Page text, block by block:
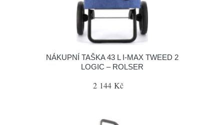
NÁKUPNÍ TAŠKA 43 L I-MAX TWEED 2
LOGIC – ROLSER
2 144 Kč